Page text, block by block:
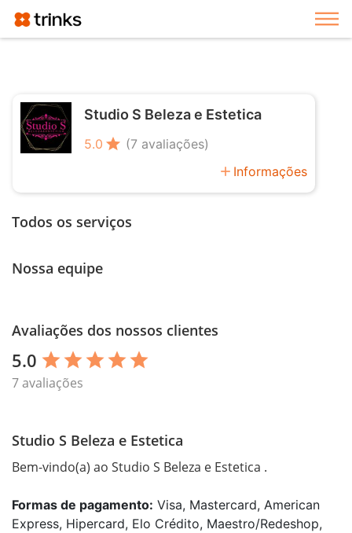
Studio S Beleza e Estetica
5.0 star (7 avaliações)
add Informações
Todos os serviços
Nossa equipe
Avaliações dos nossos clientes
5.0 star star star star star
7 avaliações
Studio S Beleza e Estetica
Bem-vindo(a) ao Studio S Beleza e Estetica .
Formas de pagamento: Visa, Mastercard, American
Express, Hipercard, Elo Crédito, Maestro/Redeshop,